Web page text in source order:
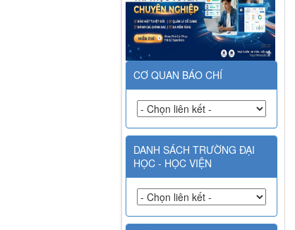
CƠ QUAN BÁO CHÍ
DANH SÁCH TRƯỜNG ĐẠI
HỌC - HỌC VIỆN